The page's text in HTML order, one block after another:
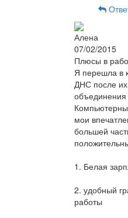
Алена
07/02/2015
Плюсы в
Я перешла в
ДНС после их
объединения
мои
большей
1. Белая
2. удобный
работы